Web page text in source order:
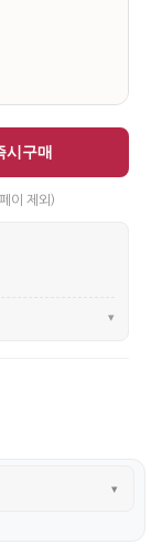
시구매
이 제외)
▾
▾